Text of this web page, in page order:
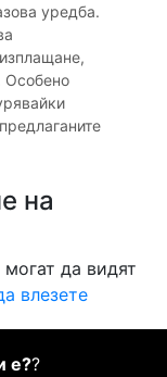
уредба.
Особено
на
да видят
влезете
е??